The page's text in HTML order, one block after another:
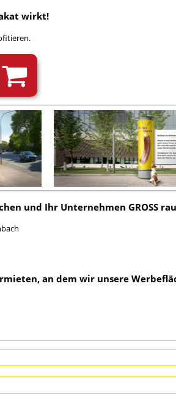
wirkt!
und Ihr Unternehmen GROSS
an dem wir unsere